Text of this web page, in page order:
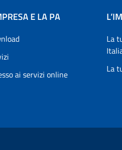
E LA PA
ai servizi online
La
La